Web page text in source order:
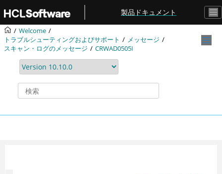
メインコンテンツにジャンプ
製品ドキュメント
Welcome
トラブルシューティングおよびサポート
メッセージ
スキャン・ログのメッセージ
CRWAD0505I